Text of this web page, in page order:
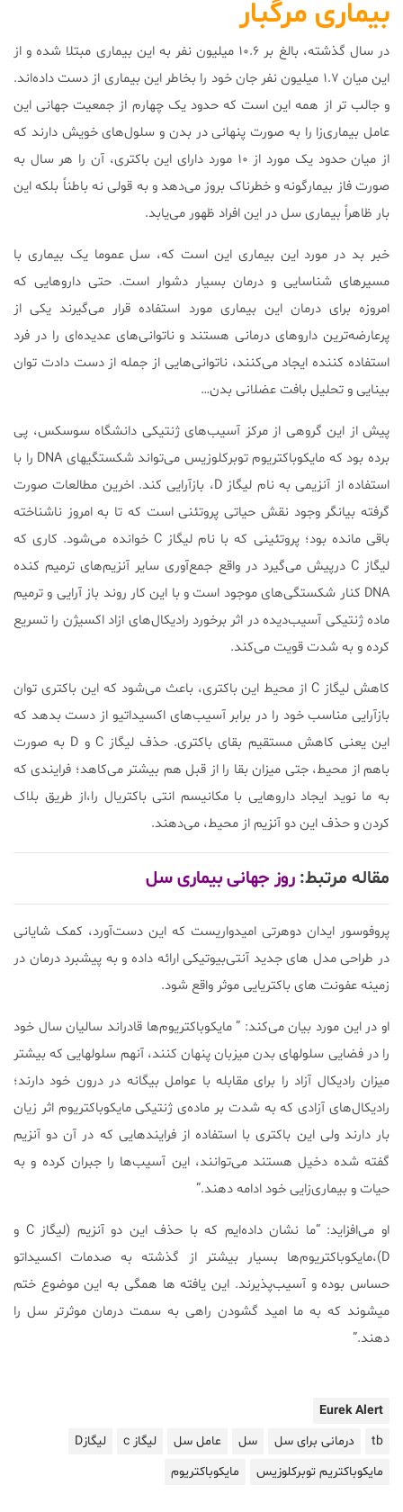
بیماری مرگبار
در سال گذشته، بالغ بر ۱۰.۶ میلیون نفر به این بیماری مبتلا شده و از
این میان ۱.۷ میلیون نفر جان خود را بخاطر این بیماری از دست داده‌اند.
و جالب تر از همه این است که حدود یک چهارم از جمعیت جهانی این
عامل بیماری‌زا را به صورت پنهانی در بدن و سلول‌های خویش دارند که
از میان حدود یک مورد از ۱۰ مورد دارای این باکتری، آن را هر سال به
صورت فاز بیمار‌گونه و خطرناک بروز می‌دهد و به قولی نه باطناً بلکه این
بار ظاهراً بیماری سل در این افراد ظهور می‌یابد.
خبر بد در مورد این بیماری این است که، سل عموما یک بیماری با
مسیرهای شناسایی و درمان بسیار دشوار است. حتی داروهایی که
امروزه برای درمان این بیماری مورد استفاده قرار می‌گیرند یکی از
پرعارضه‌ترین داروهای درمانی هستند و ناتوانی‌های عدیده‌ای را در فرد
استفاده کننده ایجاد می‌کنند، ناتوانی‌هایی از جمله از دست دادت توان
بینایی و تحلیل بافت عضلانی بدن…
پیش از این گروهی از مرکز آسیب‌های ژنتیکی دانشگاه سوسکس، پی
برده بود که مایکوباکتریوم توبرکلوزیس می‌تواند شکستگیهای DNA را با
استفاده از آنزیمی به نام لیگاز D، بازآرایی کند. اخرین مطالعات صورت
گرفته بیانگر وجود نقش حیاتی پروتئنی است که تا به امروز ناشناخته
باقی مانده بود؛ پروتئینی که با نام لیگاز C خوانده می‌شود. کاری که
لیگاز C درپیش می‌گیرد در واقع جمع‌آوری سایر آنزیم‌های ترمیم کنده
DNA کنار شکستگی‌های موجود است و با این کار روند باز آرایی و ترمیم
ماده ژنتیکی آسیب‌دیده در اثر برخورد رادیکال‌های ازاد اکسیژن را تسریع
کرده و به شدت قویت می‌کند.
کاهش لیگاز C از محیط این باکتری، باعث می‌شود که این باکتری توان
بازآرایی مناسب خود را در برابر آسیب‌های اکسیداتیو از دست بدهد که
این یعنی کاهش مستقیم بقای باکتری. حذف لیگاز C و D به صورت
باهم از محیط، جتی میزان بقا را از قبل هم بیشتر می‌کاهد؛ فرایندی که
به ما نوید ایجاد داروهایی با مکانیسم انتی باکتریال را،از طریق بلاک
کردن و حذف این دو آنزیم از محیط، می‌دهند.
مقاله مرتبط: روز جهانی بیماری سل
پروفوسور ایدان دوهرتی امیدواریست که این دست‌آورد، کمک شایانی
در طراحی مدل های جدید آنتی‌بیوتیکی ارائه داده و به پیشبرد درمان در
زمینه عفونت های باکتریایی موثر واقع شود.
او در این مورد بیان می‌کند: ” مایکوباکتریوم‌ها قادراند سالیان سال خود
را در فضایی سلولهای بدن میزبان پنهان کنند، آنهم سلولهایی که بیشتر
میزان رادیکال آزاد را برای مقابله با عوامل بیگانه در درون خود دارند؛
رادیکال‌های آزادی که به شدت بر ماده‌ی ژنتیکی مایکوباکتریوم اثر زیان
بار دارند ولی این باکتری با استفاده از فرایند‌هایی که در آن دو آنزیم
گفته شده دخیل هستند می‌توانند، این آسیب‌ها را جبران کرده و به
حیات و بیماری‌زایی خود ادامه دهند.”
او می‌افزاید: “ما نشان داده‌ایم که با حذف این دو آنزیم (لیگاز C و
D)،مایکوباکتریوم‌ها بسیار بیشتر از گذشته به صدمات اکسیداتو
حساس بوده و آسیب‌پذیرند. این یافته ها همگی به این موضوع ختم
می‎شوند که به ما امید گشودن راهی به سمت درمان موثر‎تر سل را
دهند.”
Eurek Alert
tb
درمانی برای سل سل عامل سل لیگاز c
لیگازD
مایکوباکتریم توبرکلوزیس
مایکوباکتریوم